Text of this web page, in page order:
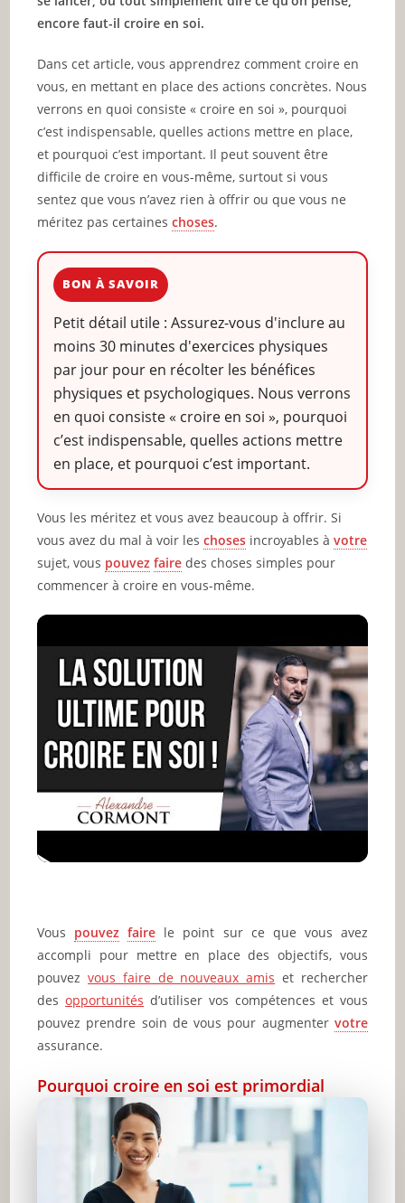
encore faut-il croire en soi.
Dans cet article, vous apprendrez comment croire en
vous, en mettant en place des actions concrètes. Nous
verrons en quoi consiste « croire en soi », pourquoi
c’est indispensable, quelles actions mettre en place,
et pourquoi c’est important. Il peut souvent être
difficile de croire en vous-même, surtout si vous
sentez que vous n’avez rien à offrir ou que vous ne
méritez pas certaineschoses.
BON À SAVOIR
Petit détail utile : Assurez-vous d'inclure au
moins 30 minutes d'exercices physiques
par jour pour en récolter les bénéfices
physiques et psychologiques. Nous verrons
en quoi consiste « croire en soi », pourquoi
c’est indispensable, quelles actions mettre
en place, et pourquoi c’est important.
Vous les méritez et vous avez beaucoup à offrir. Si
vous avez du mal à voir leschoses incroyables àvotre
sujet, vous pouvez faire des choses simples pour
commencer à croire en vous-même.
Vous pouvez faire le point sur ce que vous avez
accompli pour mettre en place des objectifs, vous
pouvezvous faire de nouveaux amis et rechercher
desopportunités d’utiliser vos compétences et vous
pouvez prendre soin de vous pour augmenter votre
assurance.
Pourquoi croire en soi est primordial